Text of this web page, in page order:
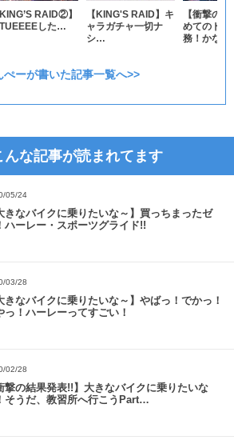
KING’S RAID②】
した…
【KING'S RAID】キ
ャラガチャ一切ナ
シ…
【衝撃の
めてのドラ
務！かな…
ぺーが書いた記事一覧へ>>
んな記事が読まれてます
05/24
きなバイクに乗りたいな～】買っちまったゼ
ハーレー・スポーツグライド!!
03/28
きなバイクに乗りたいな～】やばっ！でかっ！
っ！ハーレーってすごい！
02/28
撃の結果発表!!】大きなバイクに乗りたいな
そうだ、教習所へ行こうPart…